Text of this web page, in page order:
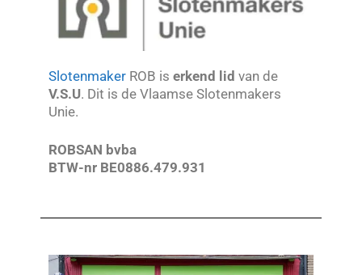
Slotenmaker ROB is erkend lid van de
V.S.U. Dit is de Vlaamse Slotenmakers
Unie.
ROBSAN bvba
BTW-nr BE0886.479.931